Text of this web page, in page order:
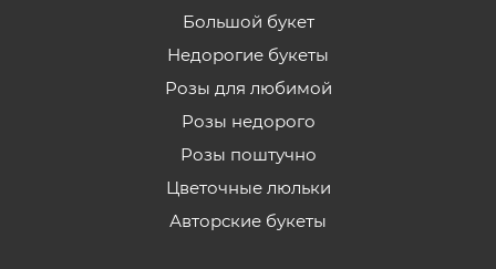
Большой букет
Недорогие букеты
Розы для любимой
Розы недорого
Розы поштучно
Цветочные люльки
Авторские букеты